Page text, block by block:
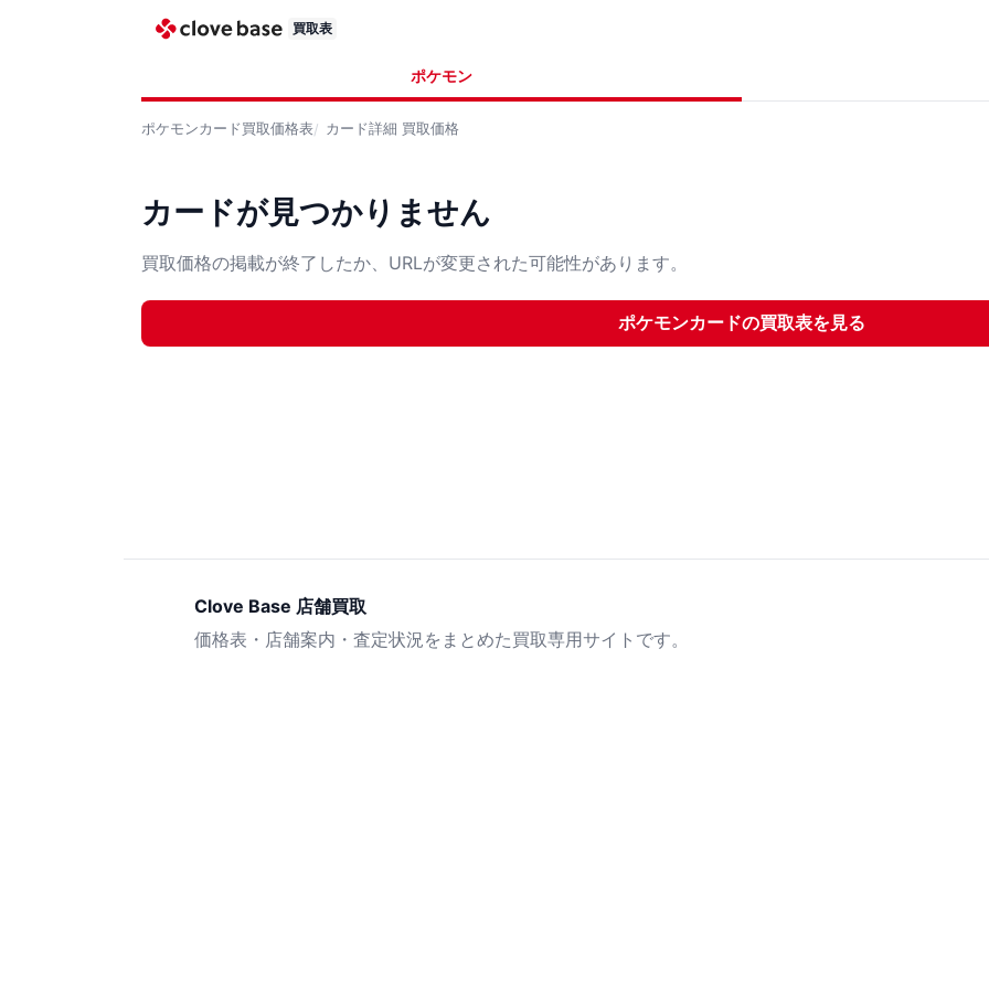
買取表
ポケモン
ポケモンカード買取価格表 カード詳細 買取価格
カードが見つかりません
買取価格の掲載が終了したか、URLが変更された可能性があります。
ポケモンカードの買取表を見る
Clove Base 店舗買取
価格表・店舗案内・査定状況をまとめた買取専用サイトです。